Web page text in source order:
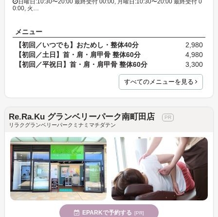
日曜日:10:30〜20:00 最終受付 00:00, 月曜日:10:30〜20:00 最終受付 0
0:00, 火…
メニュー
【初回／いつでも】おためし・整体40分
2,980
【初回／土日】首・肩・肩甲骨 整体60分
4,980
【初回／平祝日】首・肩・肩甲骨 整体60分
3,300
すべてのメニューを見る
Re.Ra.Ku グランベリーパーク南町田店
リラクグランベリーパークミナミマチダテン
EPARKで予約する [PR]